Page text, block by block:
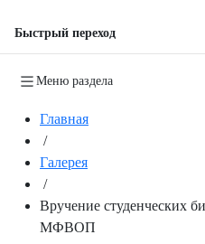
Быстрый переход
Меню раздела
Главная
/
Галерея
/
Вручение студенческих
МФВОП